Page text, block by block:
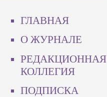
ГЛАВНАЯ
О ЖУРНАЛЕ
РЕДАКЦИОННАЯ
КОЛЛЕГИЯ
ПОДПИСКА